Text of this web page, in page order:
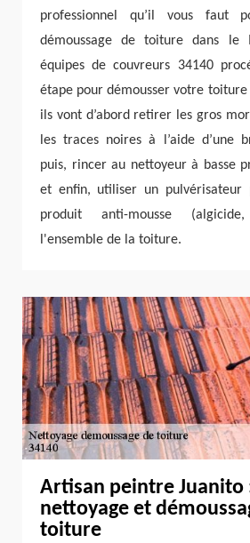
professionnel qu’il vous faut
démoussage de toiture dans le
équipes de couvreurs 34140
étape pour démousser votre toiture
ils vont d’abord retirer les gros
les traces noires à l’aide d’une
puis, rincer au nettoyeur à basse
et enfin, utiliser un pulvérisateur
produit anti-mousse
l'ensemble de la toiture.
Artisan peintre Juanito
nettoyage et
toiture